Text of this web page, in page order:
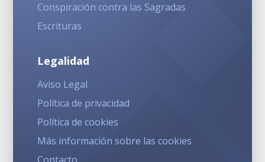
Conspiración contra las Sagradas
Escrituras
Legalidad
Aviso Legal
Política de privacidad
Política de cookies
Más información sobre las cookies